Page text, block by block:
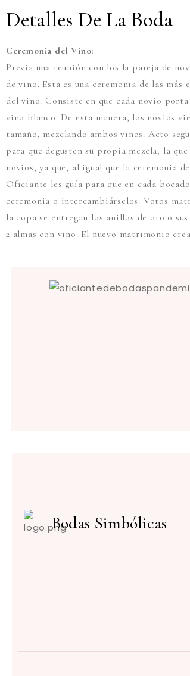
Detalles De La Boda
Ceremonia del Vino:
Previa una reunión con los la pareja de
de vino. Esta es una ceremonia de las
del vino. Consiste en que cada novio
vino blanco. De esta manera, los novios
tamaño, mezclando ambos vinos. Acto
para que degusten su propia mezcla, la
novios, ya que, al igual que la ceremonia
Oficiante les guía para que en cada
ceremonia o intercambiárselos. Votos
la copa se entregan los anillos de oro o
2 almas con vino. El nuevo matrimonio
Bodas Simbólicas